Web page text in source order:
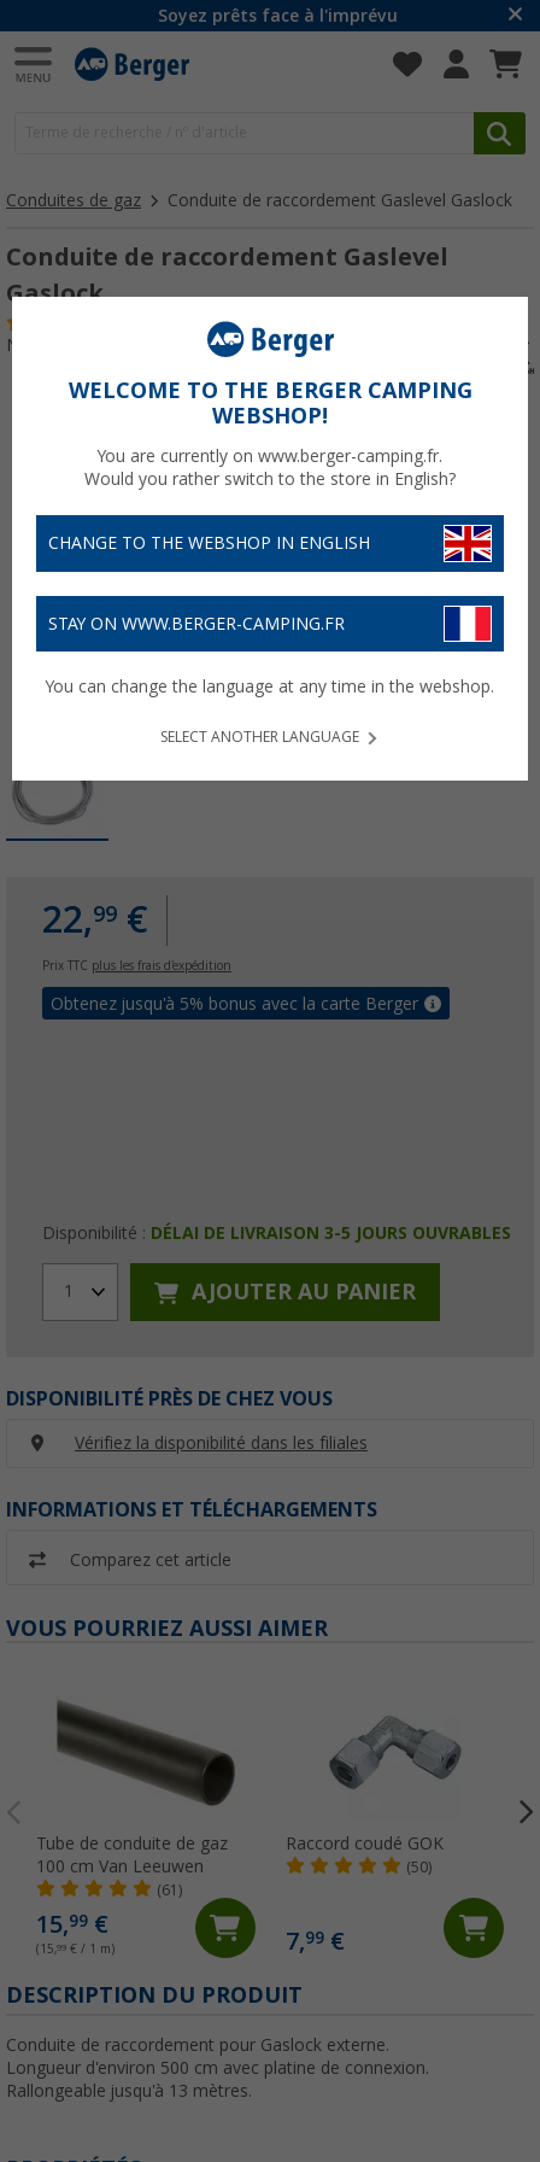
Soyez prêts face à l'imprévu
Conduites de gaz Conduite de raccordement Gaslevel Gaslock
Conduite de raccordement Gaslevel
Gaslock
N° d'art : 228460
22,99 €
Prix TTC plus les frais d'expédition
Obtenez jusqu'à 5% bonus avec la carte Berger
Disponibilité : DÉLAI DE LIVRAISON 3-5 JOURS OUVRABLES
1 AJOUTER AU PANIER
DISPONIBILITÉ PRÈS DE CHEZ VOUS
Vérifiez la disponibilité dans les filiales
INFORMATIONS ET TÉLÉCHARGEMENTS
Comparez cet article
VOUS POURRIEZ AUSSI AIMER
Tube de conduite de gaz
100 cm Van Leeuwen
(61)
15,99 €
(15,99 € / 1 m)
Raccord coudé GOK
(50)
7,99€
DESCRIPTION DU PRODUIT
Conduite de raccordement pour Gaslock externe.
Longueur d'environ 500 cm avec platine de connexion.
Rallongeable jusqu'à 13 mètres.
WELCOME TO THE BERGER CAMPING
WEBSHOP!
You are currently on www.berger-camping.fr.
Would you rather switch to the store in English?
CHANGE TO THE WEBSHOP IN ENGLISH
STAY ON WWW.BERGER-CAMPING.FR
You can change the language at any time in the webshop.
SELECT ANOTHER LANGUAGE